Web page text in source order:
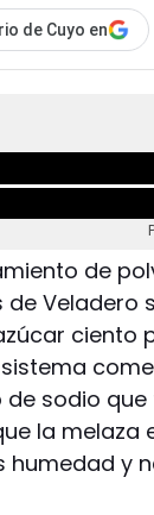
de Cuyo en
de
Veladero
ciento
sodio
la melaza
humedad y